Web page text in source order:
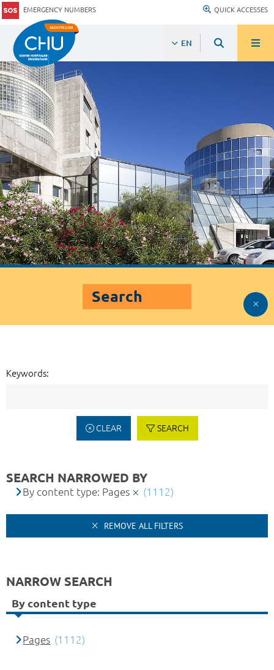
EMERGENCY NUMBERS QUICK ACCESSES
EN
Search
Keywords:
CLEAR SEARCH
SEARCH NARROWED BY
By content type: Pages (1112)
REMOVE ALL FILTERS
NARROW SEARCH
By content type
Pages (1112)